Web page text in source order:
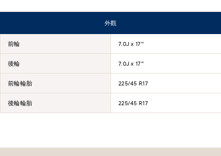
外觀
前輪 7.0J x 17”
後輪 7.0J x 17”
前輪輪胎 225/45 R17
後輪輪胎 225/45 R17